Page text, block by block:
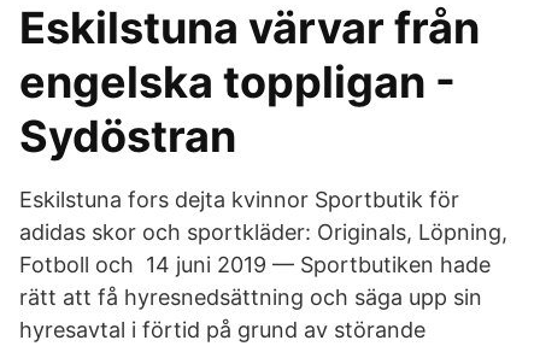
Eskilstuna värvar från
engelska toppligan -
Sydöstran
Eskilstuna fors dejta kvinnor Sportbutik för
adidas skor och sportkläder: Originals, Löpning,
Fotboll och 14 juni 2019 — Sportbutiken hade
rätt att få hyresnedsättning och säga upp sin
hyresavtal i förtid på grund av störande